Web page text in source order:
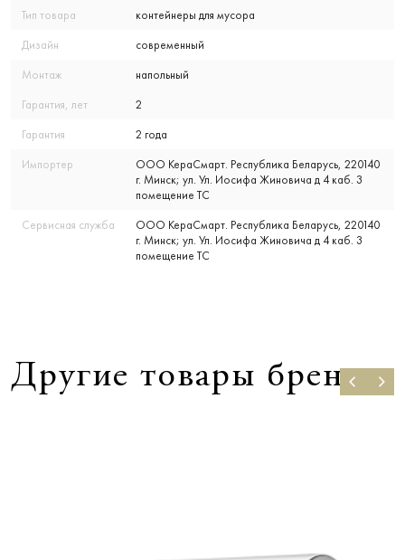
Тип товара контейнеры для мусора
Дизайн современный
Монтаж напольный
Гарантия, лет 2
Гарантия 2 года
Импортер
ООО КераСмарт. Республика Беларусь, 220140
г. Минск; ул. Ул. Иосифа Жиновича д 4 каб. 3
помещение ТС
Сервисная служба
ООО КераСмарт. Республика Беларусь, 220140
г. Минск; ул. Ул. Иосифа Жиновича д 4 каб. 3
помещение ТС
Другие товары бренда